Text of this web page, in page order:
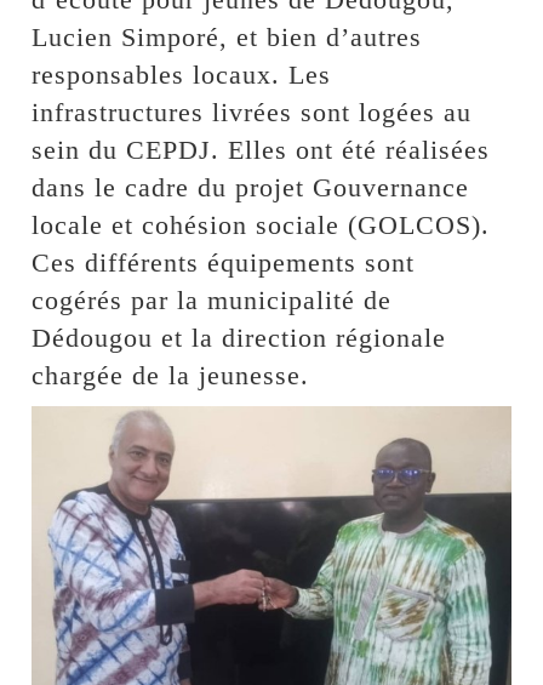
Lucien Simporé, et bien d’autres
responsables locaux. Les
infrastructures livrées sont logées au
sein du CEPDJ. Elles ont été réalisées
dans le cadre du projet Gouvernance
locale et cohésion sociale (GOLCOS).
Ces différents équipements sont
cogérés par la municipalité de
Dédougou et la direction régionale
chargée de la jeunesse.